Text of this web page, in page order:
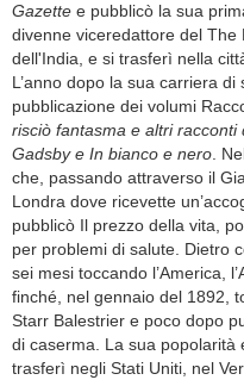
Gazette e pubblicò la sua
divenne viceredattore del
dell'India, e si trasferì nella
L’anno dopo la sua carriera
pubblicazione dei volumi
risciò fantasma e altri
Gadsby e In bianco e nero.
che, passando attraverso il
Londra dove ricevette
pubblicò Il prezzo della vita,
per problemi di salute. Dietro
sei mesi toccando l’America,
finché, nel gennaio del 1892,
Starr Balestrier e poco dopo
di caserma. La sua popolarità
trasferì negli Stati Uniti, nel